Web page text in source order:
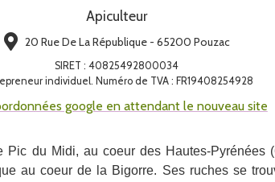
Apiculteur
20 Rue De La République - 65200 Pouzac
SIRET : 40825492800034
individuel. Numéro de TVA : FR19408254928
google en attendant le nouveau site
du Midi, au coeur des Hautes-Pyrénées
au coeur de la Bigorre. Ses ruches se